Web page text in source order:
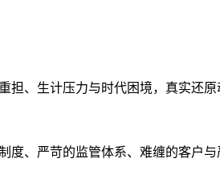
担、生计压力与时代困境，真实还
度、严苛的监管体系、难缠的客户